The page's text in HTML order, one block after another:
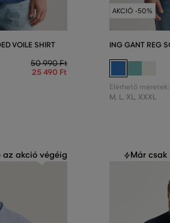
VOILE SHIRT
50 990 Ft
25 490 Ft
AKCIÓ -50%
ING GANT REG
Elérhető méretek:
M, L, XL, XXXL
az akció végéig Már csak